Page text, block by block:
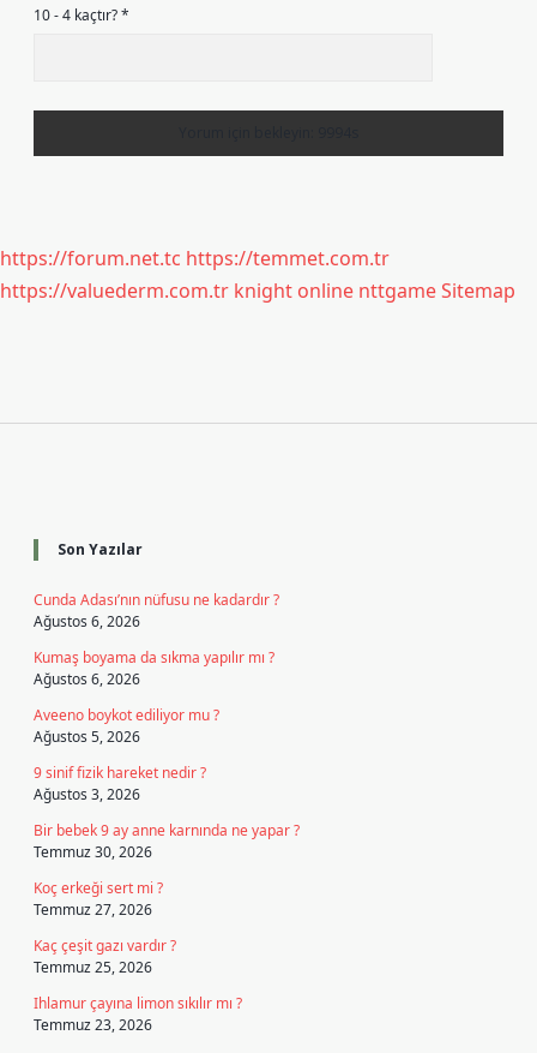
10 - 4 kaçtır?*
https://forum.net.tc https://temmet.com.tr
https://valuederm.com.tr knight online nttgameSitemap
Son Yazılar
Cunda Adası’nın nüfusu ne kadardır ?
Ağustos 6, 2026
Kumaş boyama da sıkma yapılır mı ?
Ağustos 6, 2026
Aveeno boykot ediliyor mu ?
Ağustos 5, 2026
9 sinif fizik hareket nedir ?
Ağustos 3, 2026
Bir bebek 9 ay anne karnında ne yapar ?
Temmuz 30, 2026
Koç erkeği sert mi ?
Temmuz 27, 2026
Kaç çeşit gazı vardır ?
Temmuz 25, 2026
Ihlamur çayına limon sıkılır mı ?
Temmuz 23, 2026